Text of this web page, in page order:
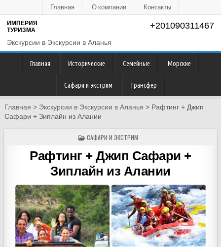
Главная О компании Контакты
ИМПЕРИЯ
ТУРИЗМА
Экскурсии в Экскурсии в Аланья
+201090311467
Главная Исторические Семейные Морские
Сафари и экстрим Трансфер
Главная > Экскурсии в Экскурсии в Аланья > Рафтинг + Джип
Сафари + Зиплайн из Алании
POSTED
САФАРИ И ЭКСТРИМ
Рафтинг + Джип Сафари +
Зиплайн из Алании